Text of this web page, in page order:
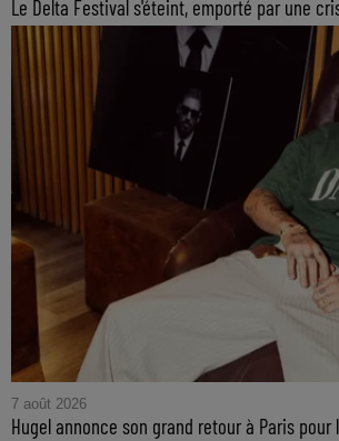
Le Delta Festival s'éteint, emporté par une
7 août 2026
Hugel annonce son grand retour à Paris pour